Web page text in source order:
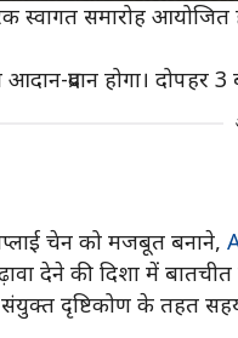
समारोह आयोजित
प्रदान होगा। दोपहर
चेन को मजबूत बनाने,
देने की दिशा में बातचीत
संयुक्त दृष्टिकोण के तहत